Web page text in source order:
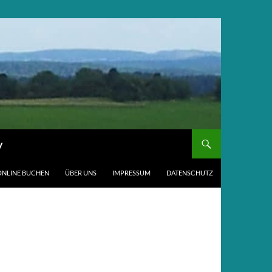
BUCHEN ÜBER UNS IMPRESSUM DATENSCHUTZ